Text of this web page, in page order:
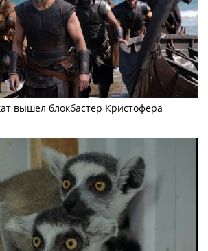
вышел блокбастер Кристофера